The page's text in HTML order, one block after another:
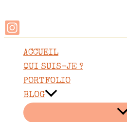
au
contenu
ACCUEIL
QUI SUIS-JE ?
PORTFOLIO
BLOG